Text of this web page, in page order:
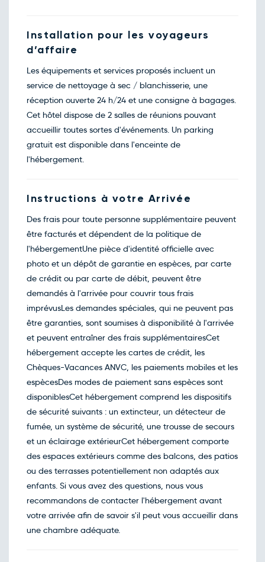
Installation pour les voyageurs
d’affaire
Les équipements et services proposés incluent un
service de nettoyage à sec / blanchisserie, une
réception ouverte 24 h/24 et une consigne à bagages.
Cet hôtel dispose de 2 salles de réunions pouvant
accueillir toutes sortes d'événements. Un parking
gratuit est disponible dans l'enceinte de
l'hébergement.
Instructions à votre Arrivée
Des frais pour toute personne supplémentaire peuvent
être facturés et dépendent de la politique de
l'hébergementUne pièce d'identité officielle avec
photo et un dépôt de garantie en espèces, par carte
de crédit ou par carte de débit, peuvent être
demandés à l'arrivée pour couvrir tous frais
imprévusLes demandes spéciales, qui ne peuvent pas
être garanties, sont soumises à disponibilité à l'arrivée
et peuvent entraîner des frais supplémentairesCet
hébergement accepte les cartes de crédit, les
Chèques-Vacances ANVC, les paiements mobiles et les
espècesDes modes de paiement sans espèces sont
disponiblesCet hébergement comprend les dispositifs
de sécurité suivants : un extincteur, un détecteur de
fumée, un système de sécurité, une trousse de secours
et un éclairage extérieurCet hébergement comporte
des espaces extérieurs comme des balcons, des patios
ou des terrasses potentiellement non adaptés aux
enfants. Si vous avez des questions, nous vous
recommandons de contacter l'hébergement avant
votre arrivée afin de savoir s'il peut vous accueillir dans
une chambre adéquate.